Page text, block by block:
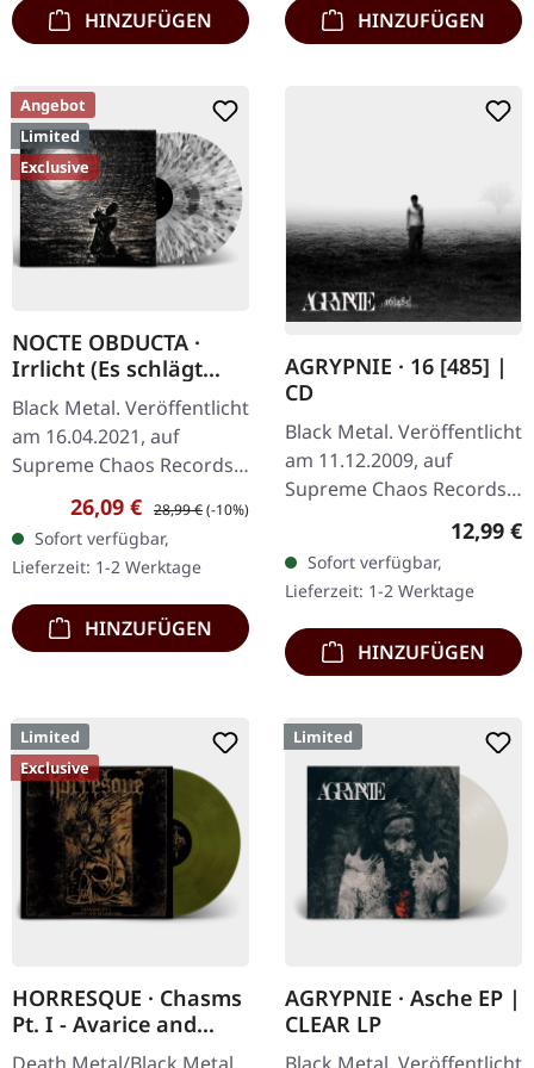
HINZUFÜGEN HINZUFÜGEN
Angebot
Limited
Exclusive
NOCTE OBDUCTA ·
Irrlicht (Es schlägt
dem Mond ein kaltes
Herz) | SPLATTER 2LP
Black Metal. Veröffentlicht
am 16.04.2021, auf
Supreme Chaos Records.
Ultra Clear Doppel-Vinyl
mit grauen, weißen und
schwarzen Splatters im…
Verkaufspreis:
26,09 € Regulärer Preis:
28,99 €(-10%)
Sofort verfügbar,
Lieferzeit: 1-2 Werktage
HINZUFÜGEN
AGRYPNIE · 16 [485] |
CD
Black Metal. Veröffentlicht
am 11.12.2009, auf
Supreme Chaos Records.
CD im Jewelcase mit 12-
seitigem Booklet. Das
dritte Album von
AGRYPNIE ist…
12,99 €
Sofort verfügbar,
Lieferzeit: 1-2 Werktage
HINZUFÜGEN
Limited
Exclusive
HORRESQUE · Chasms
Pt. I - Avarice and
Retribution |
Limited
AGRYPNIE · Asche EP |
CLEAR LP